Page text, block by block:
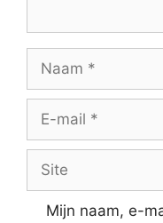
Naam
Site
Mijn naam, e-